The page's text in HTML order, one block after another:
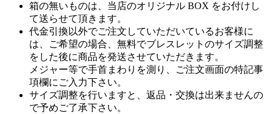
箱の無いものは、当店のオリジナル BOX をお付けし
て送らせて頂きます。
代金引換以外でご注文していただいているお客様に
は、ご希望の場合、無料でブレスレットのサイズ調整
をした後に商品を発送させていただきます。
メジャー等で手首まわりを測り、ご注文画面の特記事
項欄にご入力下さい。
サイズ調整を行いますと、返品・交換は出来ませんの
で予めご了承下さい。